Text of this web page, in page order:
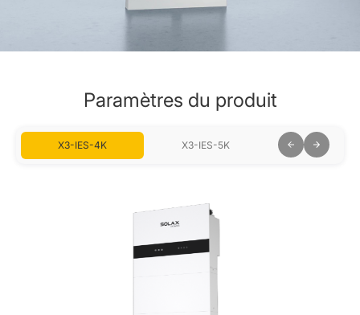
Paramètres du produit
X3-IES-4K X3-IES-5K X3-IES-6K